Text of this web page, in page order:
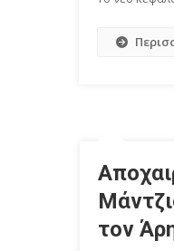
τον